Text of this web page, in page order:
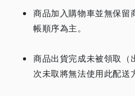
商品加入購物車並無保
帳順序為主。
商品出貨完成未被領取
次未取將無法使用此配送